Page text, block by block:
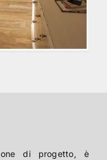
di progetto, è